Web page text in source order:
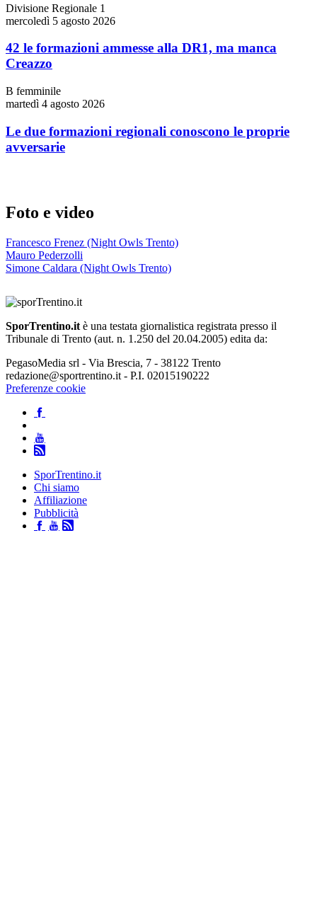
Divisione Regionale 1
mercoledì 5 agosto 2026
42 le formazioni ammesse alla DR1, ma manca
Creazzo
B femminile
martedì 4 agosto 2026
Le due formazioni regionali conoscono le proprie
avversarie
Foto e video
Francesco Frenez (Night Owls Trento)
Mauro Pederzolli
Simone Caldara (Night Owls Trento)
SporTrentino.it è una testata giornalistica registrata presso il
Tribunale di Trento (aut. n. 1.250 del 20.04.2005) edita da:
PegasoMedia srl - Via Brescia, 7 - 38122 Trento
redazione@sportrentino.it - P.I. 02015190222
Preferenze cookie
SporTrentino.it
Chi siamo
Affiliazione
Pubblicità